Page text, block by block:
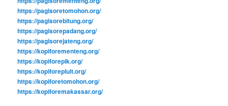
https://pagisoretomohon.org/
https://pagisorebitung.org/
https://pagisorepadang.org/
https://pagisorejateng.org/
https://kopiforementeng.org/
https://kopiforepik.org/
https://kopiforepluit.org/
https://kopiforetomohon.org/
https://kopiforemakassar.org/